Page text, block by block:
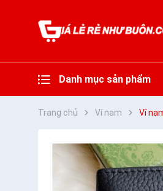
Danh mục sản phẩm
Trang chủ Ví nam Ví